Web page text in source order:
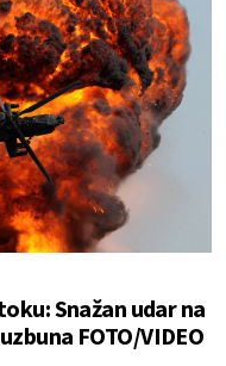
Snažan udar na
FOTO/VIDEO